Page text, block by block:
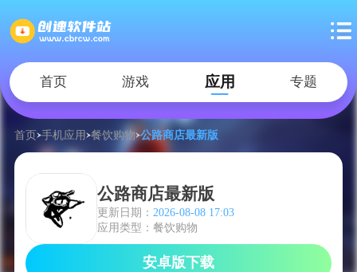
首页 游戏 应用 专题
首页 手机应用 餐饮购物 公路商店最新版
公路商店最新版
更新日期： 2026-08-08 17:03
应用类型：餐饮购物
安卓版下载